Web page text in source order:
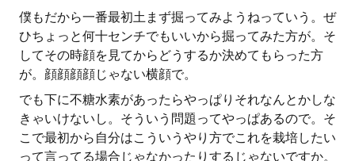
僕もだから一番最初土まず掘ってみようねっていう。ぜ
ひちょっと何十センチでもいいから掘ってみた方が。そ
してその時顔を見てからどうするか決めてもらった方
が。顔顔顔顔じゃない横顔で。
でも下に不糖水素があったらやっぱりそれなんとかしな
きゃいけないし。そういう問題ってやっぱあるので。そ
こで最初から自分はこういうやり方でこれを栽培したい
って言ってる場合じゃなかったりするじゃないですか。